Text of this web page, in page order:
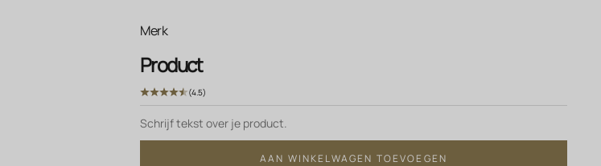
Merk
Product
(4.5)
Schrijf tekst over je product.
AAN WINKELWAGEN TOEVOEGEN